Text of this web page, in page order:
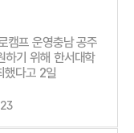
캠프 운영충남 공주
하기 위해 한서대학
했다고 2일